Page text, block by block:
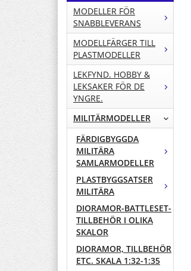
MODELLER FÖR
SNABBLEVERANS
MODELLFÄRGER TILL
PLASTMODELLER
LEKFYND. HOBBY &
LEKSAKER FÖR DE
YNGRE.
MILITÄRMODELLER
FÄRDIGBYGGDA
MILITÄRA
SAMLARMODELLER
PLASTBYGGSATSER
MILITÄRA
DIORAMOR-BATTLESET-
TILLBEHÖR I OLIKA
SKALOR
DIORAMOR, TILLBEHÖR
ETC. SKALA 1:32-1:35